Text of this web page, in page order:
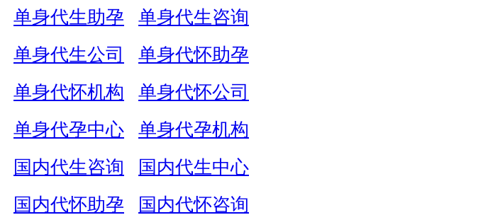
单身代生助孕
单身代生咨询
单身代生公司
单身代怀助孕
单身代怀机构
单身代怀公司
单身代孕中心
单身代孕机构
国内代生咨询
国内代生中心
国内代怀助孕
国内代怀咨询